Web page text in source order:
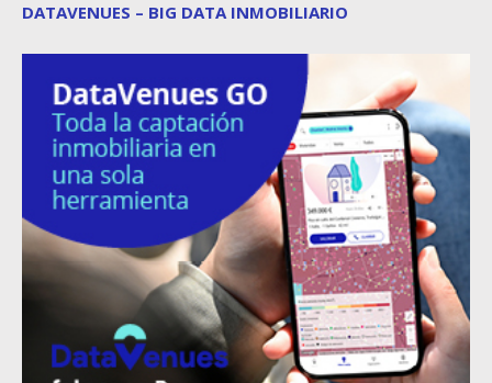
DATAVENUES – BIG DATA INMOBILIARIO